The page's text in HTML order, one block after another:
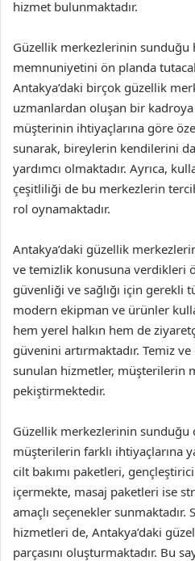
hizmet bulunmaktadır.
Güzellik merkezlerinin sunduğu
memnuniyetini ön planda
Antakya’daki birçok güzellik
uzmanlardan oluşan bir
müşterinin ihtiyaçlarına göre
sunarak, bireylerin kendilerini
yardımcı olmaktadır. Ayrıca,
çeşitliliği de bu merkezlerin
rol oynamaktadır.
Antakya’daki güzellik
ve temizlik konusuna verdikleri
güvenliği ve sağlığı için gerekli
modern ekipman ve ürünler
hem yerel halkın hem de
güvenini artırmaktadır. Temiz
sunulan hizmetler, müşterilerin
pekiştirmektedir.
Güzellik merkezlerinin sunduğu
müşterilerin farklı ihtiyaçlarına
cilt bakımı paketleri,
içermekte, masaj paketleri ise
amaçlı seçenekler sunmaktadır.
hizmetleri de, Antakya’daki
parçasını oluşturmaktadır. Bu